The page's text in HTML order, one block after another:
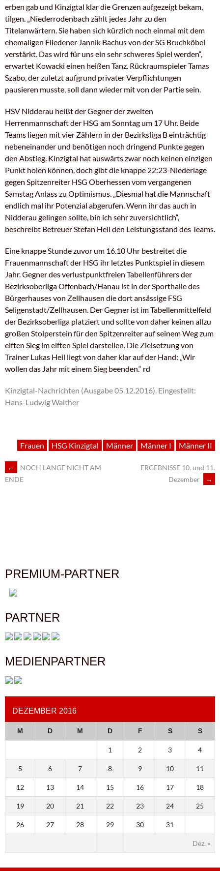
erben gab und Kinzigtal klar die Grenzen aufgezeigt bekam,
tilgen. „Niederrodenbach zählt jedes Jahr zu den
Titelanwärtern. Sie haben sich kürzlich noch einmal mit dem
ehemaligen Fliedener Jannik Bachus von der SG Bruchköbel
verstärkt. Das wird für uns ein sehr schweres Spiel werden“,
erwartet Kowacki einen heißen Tanz. Rückraumspieler Tamas
Szabo, der zuletzt aufgrund privater Verpflichtungen
pausieren musste, soll dann wieder mit von der Partie sein.
HSV Nidderau heißt der Gegner der zweiten
Herrenmannschaft der HSG am Sonntag um 17 Uhr. Beide
Teams liegen mit vier Zählern in der Bezirksliga B einträchtig
nebeneinander und benötigen noch dringend Punkte gegen
den Abstieg. Kinzigtal hat auswärts zwar noch keinen einzigen
Punkt holen können, doch gibt die knappe 22:23-Niederlage
gegen Spitzenreiter HSG Oberhessen vom vergangenen
Samstag Anlass zu Optimismus. „Diesmal hat die Mannschaft
endlich mal ihr Potenzial abgerufen. Wenn ihr das auch in
Nidderau gelingen sollte, bin ich sehr zuversichtlich“,
beschreibt Betreuer Stefan Heil den Leistungsstand des Teams.
Eine knappe Stunde zuvor um 16.10 Uhr bestreitet die
Frauenmannschaft der HSG ihr letztes Punktspiel in diesem
Jahr. Gegner des verlustpunktfreien Tabellenführers der
Bezirksoberliga Offenbach/Hanau ist in der Sporthalle des
Bürgerhauses von Zellhausen die dort ansässige FSG
Seligenstadt/Zellhausen. Der Gegner ist im Tabellenmittelfeld
der Bezirksoberliga platziert und sollte von daher keinen allzu
großen Stolperstein für den Spitzenreiter auf seinem Weg zum
elften Sieg im elften Spiel darstellen. Die Zielsetzung von
Trainer Lukas Heil liegt von daher klar auf der Hand: „Wir
wollen das Jahr mit einem Sieg beenden.“ rd
Kinzigtal-Nachrichten (Ausgabe 05.12.2016). Eingestellt:
Hans-Ludwig Walther
Frauen HSG Kinzigtal Männer Männer I Männer II
ARTIKEL-
←
NOCH LANGE NICHT AM
ENDE
ERGEBNISSE 10. und 11.
Dezember
→
PREMIUM-PARTNER
PARTNER
MEDIENPARTNER
DEZEMBER 2016
M D M D F S S
Dez. »
1 2 3 4
5 6 7 8 9 10 11
12 13 14 15 16 17 18
19 20 21 22 23 24 25
26 27 28 29 30 31